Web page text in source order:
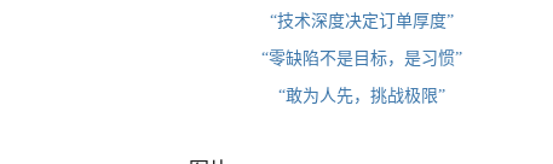
“技术深度决定订单厚度”
“零缺陷不是目标，是习惯”
“敢为人先，挑战极限”